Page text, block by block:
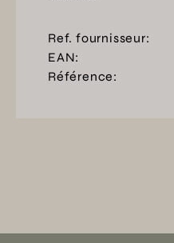
Ref. fournisseur:
EAN:
Référence: